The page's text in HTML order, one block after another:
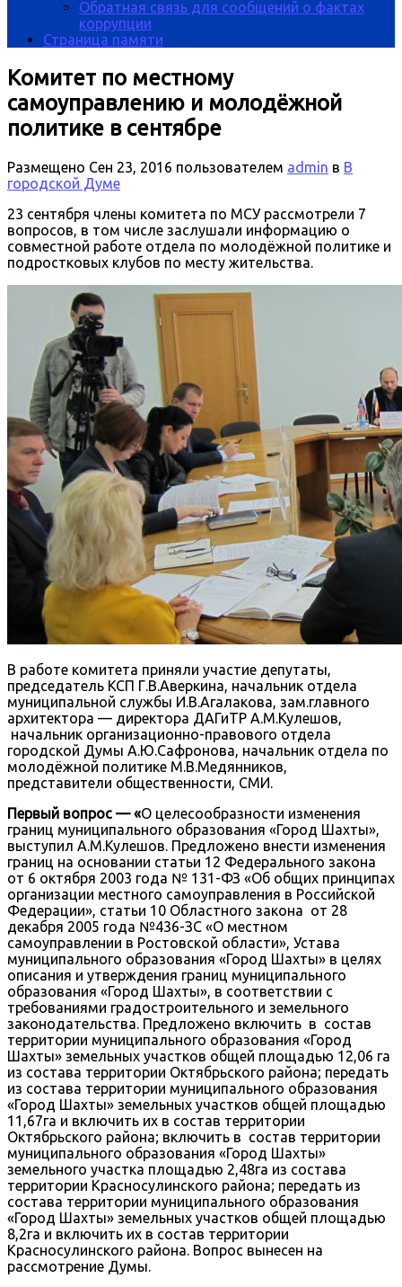
Обратная связь для сообщений о фактах
коррупции
Страница памяти
Комитет по местному
самоуправлению и молодёжной
политике в сентябре
Размещено Сен 23, 2016 пользователем admin в В
городской Думе
23 сентября члены комитета по МСУ рассмотрели 7
вопросов, в том числе заслушали информацию о
совместной работе отдела по молодёжной политике и
подростковых клубов по месту жительства.
В работе комитета приняли участие депутаты,
председатель КСП Г.В.Аверкина, начальник отдела
муниципальной службы И.В.Агалакова, зам.главного
архитектора — директора ДАГиТР А.М.Кулешов,
начальник организационно-правового отдела
городской Думы А.Ю.Сафронова, начальник отдела по
молодёжной политике М.В.Медянников,
представители общественности, СМИ.
Первый вопрос — «О целесообразности изменения
границ муниципального образования «Город Шахты»,
выступил А.М.Кулешов. Предложено внести изменения
границ на основании статьи 12 Федерального закона
от 6 октября 2003 года № 131-ФЗ «Об общих принципах
организации местного самоуправления в Российской
Федерации», статьи 10 Областного закона от 28
декабря 2005 года №436-ЗС «О местном
самоуправлении в Ростовской области», Устава
муниципального образования «Город Шахты» в целях
описания и утверждения границ муниципального
образования «Город Шахты», в соответствии с
требованиями градостроительного и земельного
законодательства. Предложено включить в состав
территории муниципального образования «Город
Шахты» земельных участков общей площадью 12,06 га
из состава территории Октябрьского района; передать
из состава территории муниципального образования
«Город Шахты» земельных участков общей площадью
11,67га и включить их в состав территории
Октябрьского района; включить в состав территории
муниципального образования «Город Шахты»
земельного участка площадью 2,48га из состава
территории Красносулинского района; передать из
состава территории муниципального образования
«Город Шахты» земельных участков общей площадью
8,2га и включить их в состав территории
Красносулинского района. Вопрос вынесен на
рассмотрение Думы.